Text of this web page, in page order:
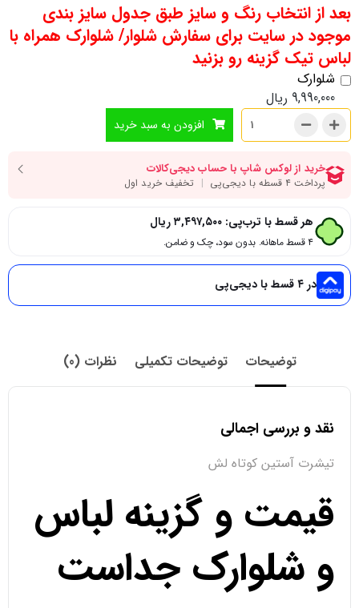
بعد از انتخاب رنگ و سایز طبق جدول سایز بندی
موجود در سایت برای سفارش شلوار/ شلوارک همراه با
لباس تیک گزینه رو بزنید
شلوارک
9,990,000 ریال
افزودن به سبد خرید
هر قسط با ترب‌پی: ۳,۴۹۷,۵۰۰ریال
۴ قسط ماهانه. بدون سود، چک و ضامن.
در ۴ قسط با دیجی‌پی
توضیحات توضیحات تکمیلی نظرات (0)
نقد و بررسی اجمالی
تیشرت آستین کوتاه لش
قیمت و گزینه لباس
و شلوارک جداست